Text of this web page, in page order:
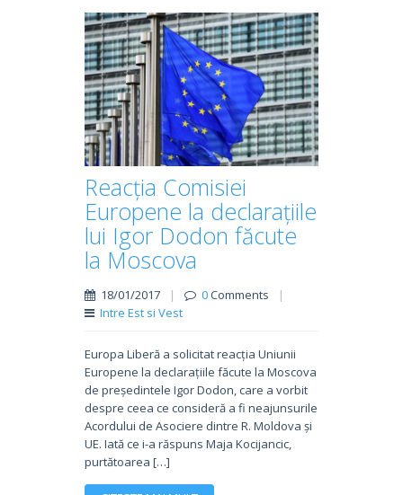
Reacția Comisiei
Europene la declarațiile
lui Igor Dodon făcute
la Moscova
18/01/2017 | 0Comments
|
Intre Est si Vest
Europa Liberă a solicitat reacția Uniunii
Europene la declarațiile făcute la Moscova
de președintele Igor Dodon, care a vorbit
despre ceea ce consideră a fi neajunsurile
Acordului de Asociere dintre R. Moldova și
UE. Iată ce i-a răspuns Maja Kocijancic,
purtătoarea […]